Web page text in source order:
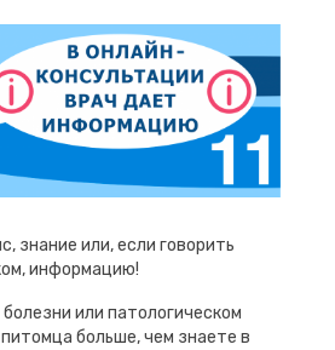
знание или, если говорить
информацию!
или патологическом
больше, чем знаете в